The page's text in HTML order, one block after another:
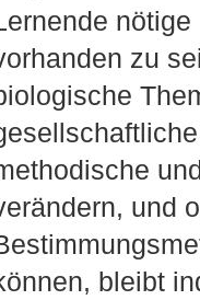
zu
und
bleibt